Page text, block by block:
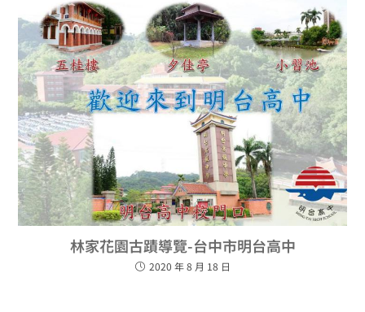
林家花園古蹟導覽-台中市明台高中
2020 年 8 月 18 日